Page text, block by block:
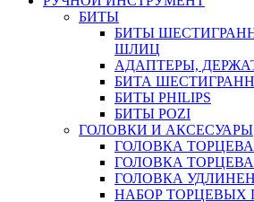
БИТЫ
БИТЫ
ШЛИЦ
АДАПТЕРЫ,
БИТА
БИТЫ PHILIPS
БИТЫ POZI
ГОЛОВКИ И АКСЕСУАРЫ
ГОЛОВКА
ГОЛОВКА
ГОЛОВКА
НАБОР ТОРЦЕВЫХ